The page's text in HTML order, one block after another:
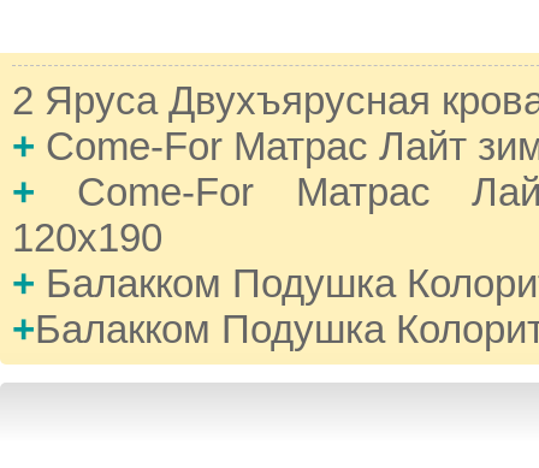
2 Яруса Двухъярусная
+ Come-For Матрас Лайт
+ Come-For Матрас
120х190
+ Балакком Подушка
+Балакком Подушка